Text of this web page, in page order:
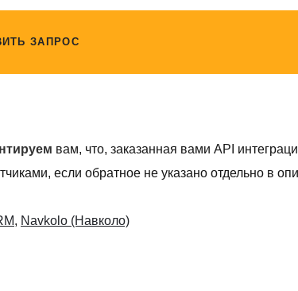
ЗАПРОС
вам, что, заказанная вами API
если обратное не указано отдельно в
, Navkolo (Навколо)